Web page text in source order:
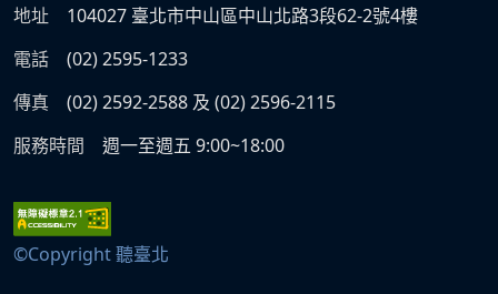
地址
104027 臺北市中山區中山北路3段62-2號4樓
電話
(02) 2595-1233
傳真
(02) 2592-2588 及 (02) 2596-2115
服務時間
週一至週五 9:00~18:00
©Copyright 聽臺北